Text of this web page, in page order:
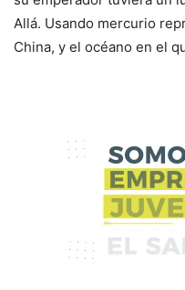
Allá. Usando mercurio
China, y el océano en el